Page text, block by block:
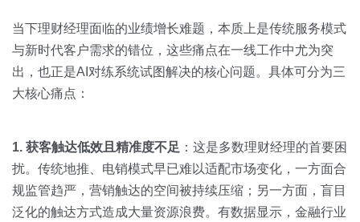
当下理财经理面临的业绩增长难题，本质上是传统服务模式
与新时代客户需求的错位，这些痛点在一线工作中尤为突
出，也正是AI对练系统试图解决的核心问题。具体可分为三
大核心痛点：
1. 获客触达低效且精准度不足 ：这是多数理财经理的首要困
扰。传统地推、电销模式早已难以适配市场变化，一方面合
规监管趋严，营销触达的空间被持续压缩；另一方面，盲目
泛化的触达方式造成大量资源浪费。有数据显示，金融行业